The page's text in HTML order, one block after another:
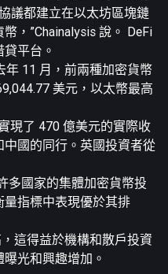
議都建立在以太坊區塊鏈
，”Chainalysis 說。 DeFi
平台。
年 11 月，前兩種加密貨幣
美元，以太幣最高
現了 470 億美元的實際收
國的同行。英國投資者從
多國家的集體加密貨幣投
指標中表現優於其排
這得益於機構和散戶投資
光和興趣增加。